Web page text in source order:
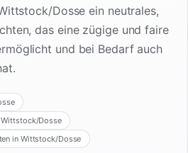
Dosse ein neutrales,
das eine zügige und faire
und bei Bedarf auch
Dosse
in Wittstock/Dosse